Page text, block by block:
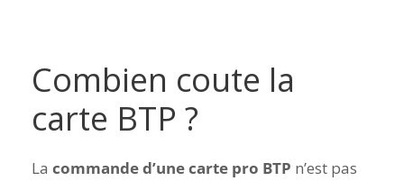
Combien coute la
carte BTP ?
La commande d’une carte pro BTP n’est pas